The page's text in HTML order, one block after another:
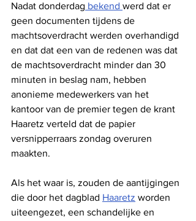
Nadat donderdag bekend werd dat er
geen documenten tijdens de
machtsoverdracht werden overhandigd
en dat dat een van de redenen was dat
de machtsoverdracht minder dan 30
minuten in beslag nam, hebben
anonieme medewerkers van het
kantoor van de premier tegen de krant
Haaretz verteld dat de papier
versnipperraars zondag overuren
maakten.
Als het waar is, zouden de aantijgingen
die door het dagblad Haaretz worden
uiteengezet, een schandelijke en